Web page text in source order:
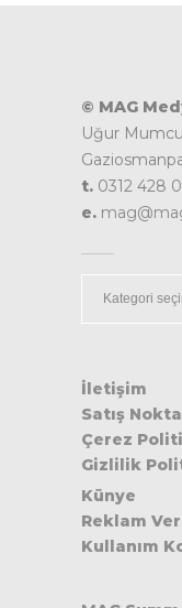
© MAG
Uğur
t. 0312 428
e.
İletişim
Satış
Çerez
Gizlilik
Künye
Reklam
Kullanım